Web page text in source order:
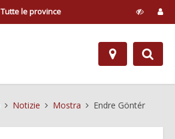
Tutte le province
Notizie Mostra Endre Göntér